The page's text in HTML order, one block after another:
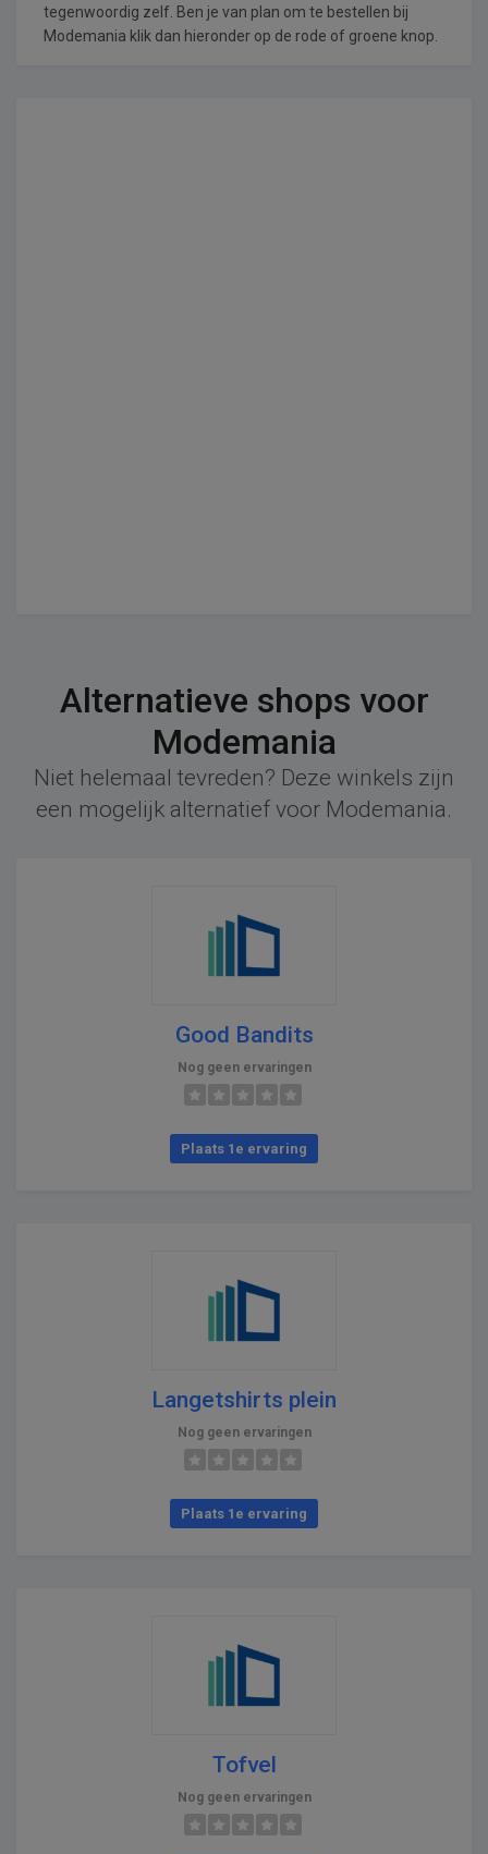
tegenwoordig zelf. Ben je van plan om te bestellen bij
Modemania klik dan hieronder op de rode of groene knop.
Alternatieve shops voor
Modemania
Niet helemaal tevreden? Deze winkels zijn
een mogelijk alternatief voor Modemania.
Good Bandits
Nog geen ervaringen
Plaats 1e ervaring
Langetshirts plein
Nog geen ervaringen
Plaats 1e ervaring
Tofvel
Nog geen ervaringen